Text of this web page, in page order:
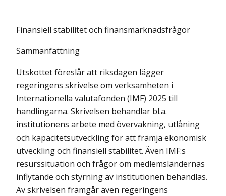
Finansiell stabilitet och finansmarknadsfrågor
Sammanfattning
Utskottet föreslår att riksdagen lägger
regeringens skrivelse om verksamheten i
Internationella valutafonden (IMF) 2025 till
handlingarna. Skrivelsen behandlar bl.a.
institutionens arbete med övervakning, utlåning
och kapacitetsutveckling för att främja ekonomisk
utveckling och finansiell stabilitet. Även IMF:s
resurssituation och frågor om medlemsländernas
inflytande och styrning av institutionen behandlas.
Av skrivelsen framgår även regeringens